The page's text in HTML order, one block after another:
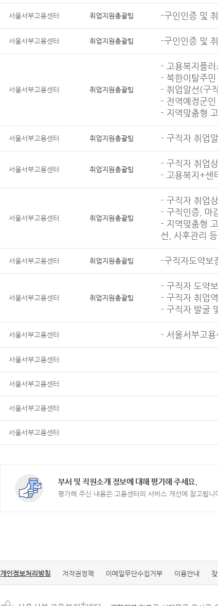
서울서부고용센터 취업지원총괄팀 -구인인증 및
서울서부고용센터 취업지원총괄팀 -구인인증 및
서울서부고용센터 취업지원총괄팀
- 고용복지플
- 북한이탈주
- 취업알선(구
- 전역예정군
- 지역맞춤형
서울서부고용센터 취업지원총괄팀 - 구직자 취업
서울서부고용센터 취업지원총괄팀
- 구직자 취업
- 고용복지+센
서울서부고용센터 취업지원총괄팀
- 구직자 취업
- 구직인증, 마
- 지역맞춤형
선, 사후관리 등
서울서부고용센터 취업지원총괄팀 -구직자도약보
서울서부고용센터 취업지원총괄팀
- 구직자 도약
- 구직자 취업
- 구직자 발굴
서울서부고용센터 - 서울서부고
서울서부고용센터
서울서부고용센터
서울서부고용센터
서울서부고용센터
부서 및 직원소개 정보에 대해 평가해 주세요.
평가해 주신 내용은 고용센터의 서비스 개선에 참고됩니
개인정보처리방침 저작권정책 이메일무단수집거부 이용안내